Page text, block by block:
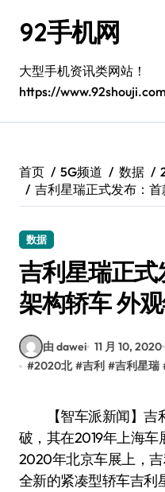
92手机网
大型手机资讯类网站！
https://
首页 5G频道 数据
吉利星瑞正式发布：
数据
吉利星瑞正式
架构轿车 外
由 dawei 11 月 10, 2020
#2020北 #吉利 #吉利星瑞
【智车派新闻】吉利汽车一直在寻求新的突
破，其在2019年上海
2020年北京车展上，
全新的紧凑型轿车吉利